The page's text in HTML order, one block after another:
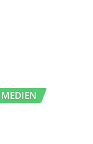
MEDIEN